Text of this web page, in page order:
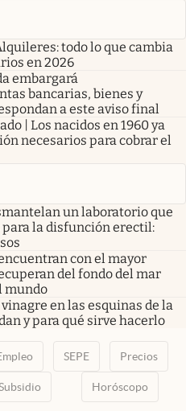
todo lo que cambia
en 2026
embargará
bancarias, bienes y
a este aviso final
| Los nacidos en 1960 ya
necesarios para cobrar el
un laboratorio que
la disfunción erectil:
con el mayor
del fondo del mar
mundo
en las esquinas de la
y para qué sirve hacerlo
SEPE Precios
Horóscopo